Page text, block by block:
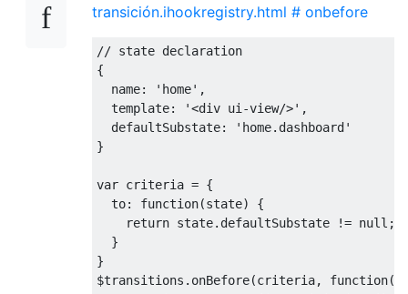
transición.ihookregistry.html # onbefore
// state declaration
{
  name
: 'home' ,
  template
: '<div ui-view/>' ,
  defaultSubstate
:
'home.dashboard'
}
var criteria = {
  to
: function(state)
{
return state. defaultSubstate != null ;
}
}
$transitions . onBefore(criteria, function(